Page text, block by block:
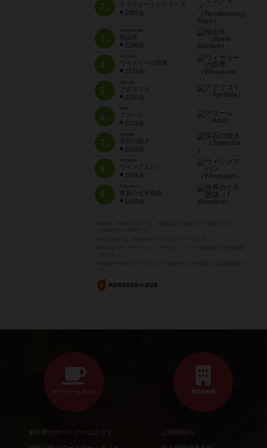
2位
テラフォーミングマーズ
2395名
3位
Stone Garden
枯山水
2280名
4位
Viticulture
ワイナリーの四季
2273名
5位
Agricola
アグリコラ
2120名
6位
Azul
アズール
2033名
7位
宝石の煌き
2030名
8位
Wingspan
ウイングスパン
2006名
9位
7 Wonders
世界の七不思議
1920名
ボードゲームカフェ
東京都のボードゲームカフェ
運営者情報
ご利用規約